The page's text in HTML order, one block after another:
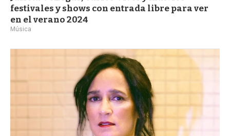
festivales y shows con entrada libre para ver
en el verano 2024
Música